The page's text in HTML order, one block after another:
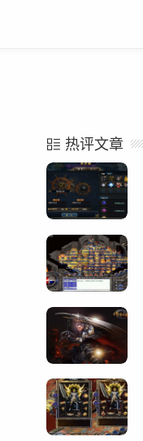
热评文章